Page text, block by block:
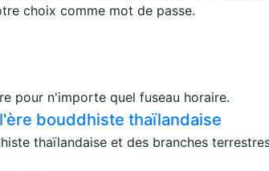
choix comme mot de passe.
pour n'importe quel fuseau horaire.
bouddhiste thaïlandaise
thaïlandaise et des branches